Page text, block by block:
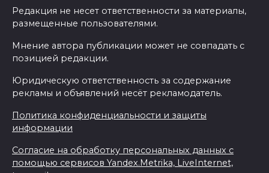
Редакция не несет ответственности за материалы,
размещенные пользователями.
Мнение автора публикации может не совпадать с
позицией редакции.
Юридическую ответственность за содержание
рекламы и объявлений несёт рекламодатель.
Политика конфиденциальности и защиты
информации
Согласие на обработку персональных данных с
помощью сервисов Yandex.Metrika, LiveInternet,